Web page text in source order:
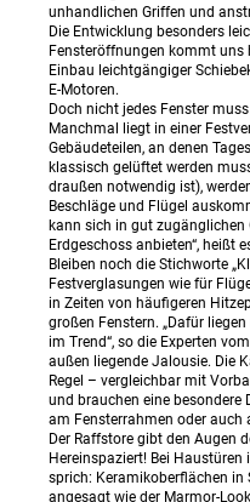
unhandlichen Griffen und
Die Entwicklung besonders
Fensteröffnungen kommt uns
Einbau leichtgängiger
E-Motoren.
Doch nicht jedes Fenster
Manchmal liegt in einer
Gebäudeteilen, an denen
klassisch gelüftet werden
draußen notwendig ist),
Beschläge und Flügel
kann sich in gut zugänglichen
Erdgeschoss anbieten“, heißt
Bleiben noch die Stichworte
Festverglasungen wie für
in Zeiten von häufigeren
großen Fenstern. „Dafür
im Trend“, so die Experten
außen liegende Jalousie. Die
Regel – vergleichbar mit
und brauchen eine besondere
am Fensterrahmen oder auch
Der Raffstore gibt den Augen
Hereinspaziert! Bei
sprich: Keramikoberflächen in
angesagt wie der Marmor-